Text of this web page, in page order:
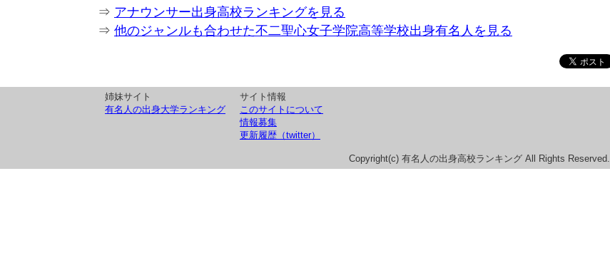
⇒ アナウンサー出身高校ランキングを見る
⇒ 他のジャンルも合わせた不二聖心女子学院高等学校出身有名人を見る
姉妹サイト
有名人の出身大学ランキング
サイト情報
このサイトについて
情報募集
更新履歴（twitter）
Copyright(c) 有名人の出身高校ランキング All Rights Reserved.